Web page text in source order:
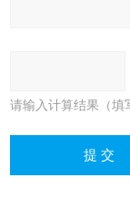
请输入计算结果（填